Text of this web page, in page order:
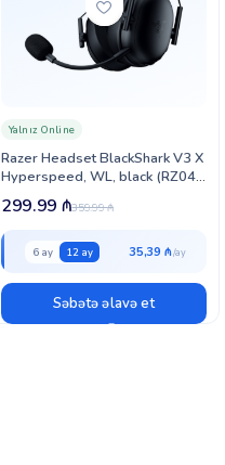
Razer Headset BlackShark V3 X
Hyperspeed, WL, black (RZ04-
05420100-R3M1)
Yalnız Online
359.99₼
299.99 ₼
6 ay 12 ay 35,39 ₼
Səbətə əlavə et